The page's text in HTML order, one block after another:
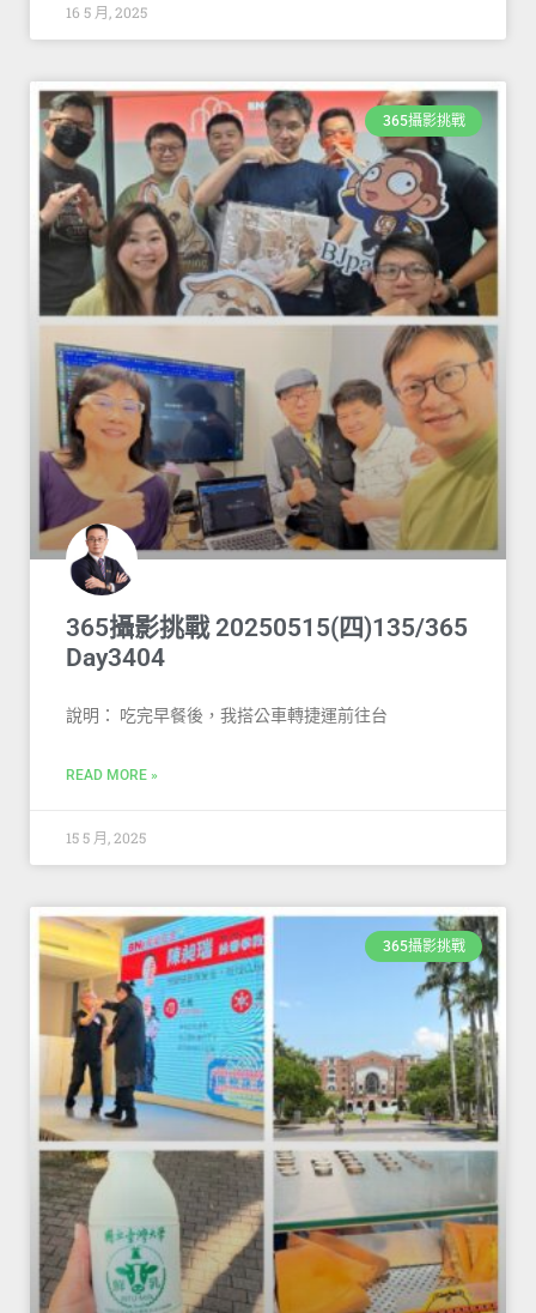
16 5 月, 2025
365攝影挑戰
365攝影挑戰 20250515(四)135/365
Day3404
說明： 吃完早餐後，我搭公車轉捷運前往台
READ MORE »
15 5 月, 2025
365攝影挑戰